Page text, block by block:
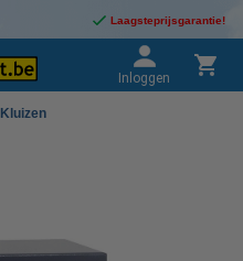
Laagsteprijsgarantie!
Inloggen
Kluizen